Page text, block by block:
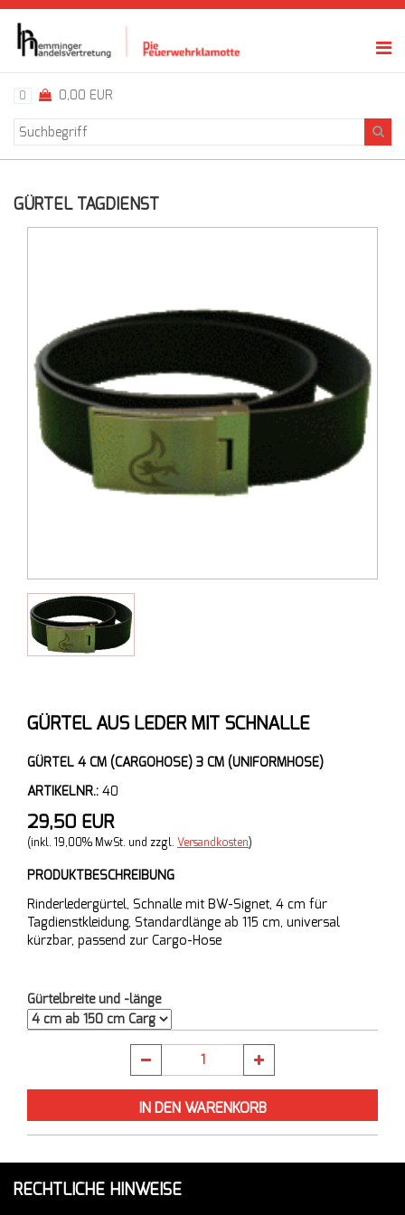
0 0,00 EUR
GÜRTEL TAGDIENST
GÜRTEL AUS LEDER MIT SCHNALLE
GÜRTEL 4 CM (CARGOHOSE) 3 CM (UNIFORMHOSE)
ARTIKELNR.: 40
29,50 EUR
(inkl. 19,00% MwSt. und zzgl. Versandkosten)
PRODUKTBESCHREIBUNG
Rinderledergürtel, Schnalle mit BW-Signet, 4 cm für
Tagdienstkleidung, Standardlänge ab 115 cm, universal
kürzbar, passend zur Cargo-Hose
Gürtelbreite und -länge
RECHTLICHE HINWEISE